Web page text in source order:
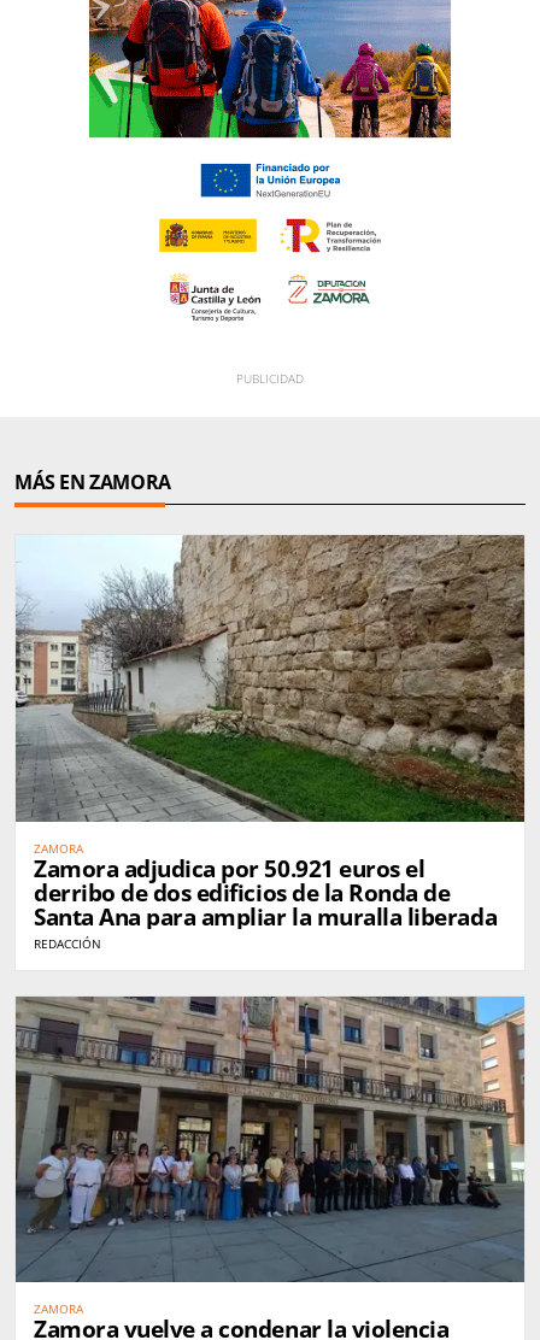
MÁS EN ZAMORA
ZAMORA
Zamora adjudica por 50.921 euros el
derribo de dos edificios de la Ronda de
Santa Ana para ampliar la muralla liberada
REDACCIÓN
ZAMORA
Zamora vuelve a condenar la violencia